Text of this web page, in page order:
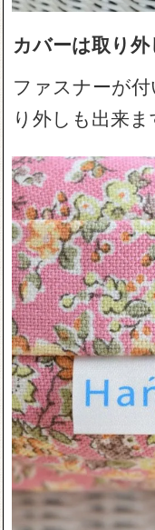
カバーは取り
ファスナーが
り外しも出来ま